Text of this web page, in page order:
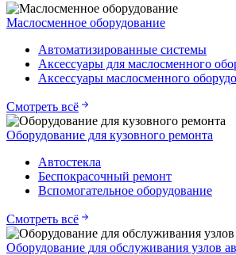
Маслосменное оборудование
Автоматизированные системы
Аксессуары для маслосменного
Аксессуары маслосменного
Смотреть всё
Оборудование для кузовного ремонта
Автостекла
Беспокрасочный ремонт
Вспомогательное оборудование
Смотреть всё
Оборудование для обслуживания узлов